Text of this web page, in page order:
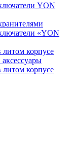
YON
«YON
корпусе
корпусе